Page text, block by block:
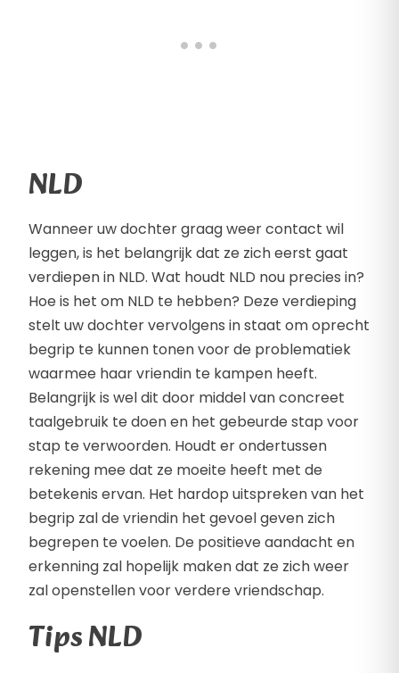
NLD
Wanneer uw dochter graag weer contact wil
leggen, is het belangrijk dat ze zich eerst gaat
verdiepen in NLD. Wat houdt NLD nou precies in?
Hoe is het om NLD te hebben? Deze verdieping
stelt uw dochter vervolgens in staat om oprecht
begrip te kunnen tonen voor de problematiek
waarmee haar vriendin te kampen heeft.
Belangrijk is wel dit door middel van concreet
taalgebruik te doen en het gebeurde stap voor
stap te verwoorden. Houdt er ondertussen
rekening mee dat ze moeite heeft met de
betekenis ervan. Het hardop uitspreken van het
begrip zal de vriendin het gevoel geven zich
begrepen te voelen. De positieve aandacht en
erkenning zal hopelijk maken dat ze zich weer
zal openstellen voor verdere vriendschap.
Tips NLD